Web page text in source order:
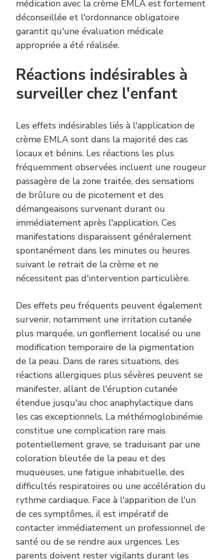
médication avec la crème EMLA est fortement
déconseillée et l'ordonnance obligatoire
garantit qu'une évaluation médicale
appropriée a été réalisée.
Réactions indésirables à
surveiller chez l'enfant
Les effets indésirables liés à l'application de
crème EMLA sont dans la majorité des cas
locaux et bénins. Les réactions les plus
fréquemment observées incluent une rougeur
passagère de la zone traitée, des sensations
de brûlure ou de picotement et des
démangeaisons survenant durant ou
immédiatement après l'application. Ces
manifestations disparaissent généralement
spontanément dans les minutes ou heures
suivant le retrait de la crème et ne
nécessitent pas d'intervention particulière.
Des effets peu fréquents peuvent également
survenir, notamment une irritation cutanée
plus marquée, un gonflement localisé ou une
modification temporaire de la pigmentation
de la peau. Dans de rares situations, des
réactions allergiques plus sévères peuvent se
manifester, allant de l'éruption cutanée
étendue jusqu'au choc anaphylactique dans
les cas exceptionnels. La méthémoglobinémie
constitue une complication rare mais
potentiellement grave, se traduisant par une
coloration bleutée de la peau et des
muqueuses, une fatigue inhabituelle, des
difficultés respiratoires ou une accélération du
rythme cardiaque. Face à l'apparition de l'un
de ces symptômes, il est impératif de
contacter immédiatement un professionnel de
santé ou de se rendre aux urgences. Les
parents doivent rester vigilants durant les